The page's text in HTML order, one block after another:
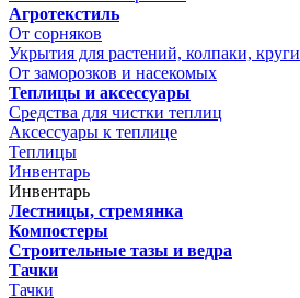
Агротекстиль
От сорняков
Укрытия для растений, колпаки, круги
От заморозков и насекомых
Теплицы и аксессуары
Средства для чистки теплиц
Аксессуары к теплице
Теплицы
Инвентарь
Инвентарь
Лестницы, стремянка
Компостеры
Строительные тазы и ведра
Тачки
Тачки